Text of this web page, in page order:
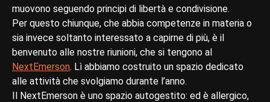
muovono seguendo principi di libertà e condivisione.
Per questo chiunque, che abbia competenze in materia o
sia invece soltanto interessato a capirne di più, è il
benvenuto alle nostre riunioni, che si tengono al
NextEmerson. Lì abbiamo costruito un spazio dedicato
alle attività che svolgiamo durante l’anno.
Il NextEmerson è uno spazio autogestito: ed è allergico,